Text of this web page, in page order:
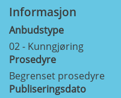
Informasjon
Anbudstype
02 - Kunngjøring
Prosedyre
Begrenset prosedyre
Publiseringsdato